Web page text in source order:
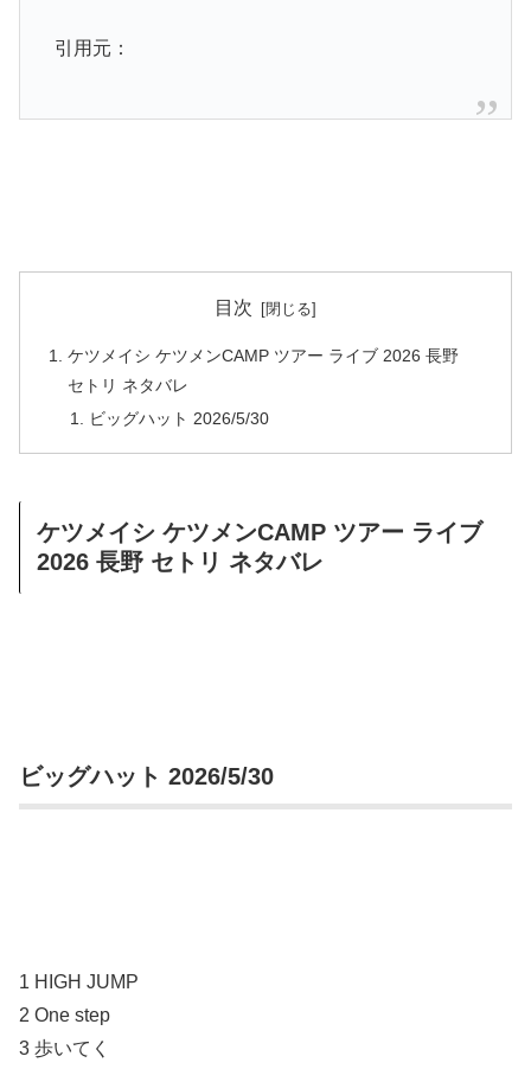
引用元：
目次
ケツメイシ ケツメンCAMP ツアー ライブ 2026 長野
セトリ ネタバレ
ビッグハット 2026/5/30
ケツメイシ ケツメンCAMP ツアー ライブ
2026 長野 セトリ ネタバレ
ビッグハット 2026/5/30
1 HIGH JUMP
2 One step
3 歩いてく